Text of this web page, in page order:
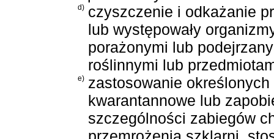
d) czyszczenie i odkażanie
lub występowały
porażonymi lub
roślinnymi lub
e) zastosowanie
kwarantannowe lub
szczególności zabiegów